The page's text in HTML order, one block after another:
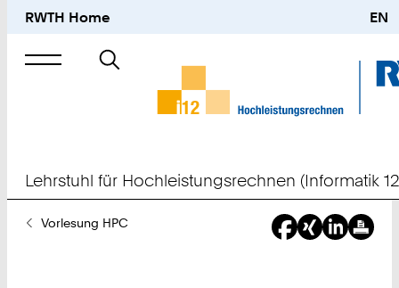
RWTH Home EN
Suche
nach
Lehrstuhl für Hochleistungsrechnen (Informatik
SieVorlesung HPC